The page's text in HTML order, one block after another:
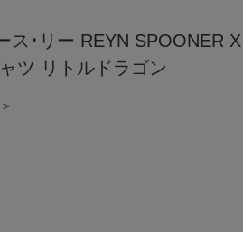
・リー REYN SPOONER
ツ リトルドラゴン